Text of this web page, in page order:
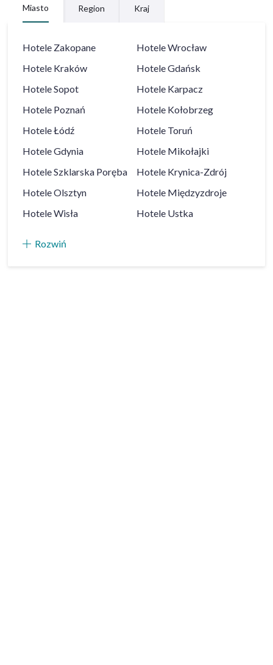
Miasto Region Kraj
Hotele Zakopane HoteleWrocław
Hotele Kraków HoteleGdańsk
HoteleSopot Hotele Karpacz
Hotele Poznań Hotele Kołobrzeg
HoteleŁódź Hotele Toruń
HoteleGdynia Hotele Mikołajki
HoteleSzklarska Poręba Hotele Krynica-Zdrój
HoteleOlsztyn Hotele Międzyzdroje
HoteleWisła Hotele Ustka
Rozwiń